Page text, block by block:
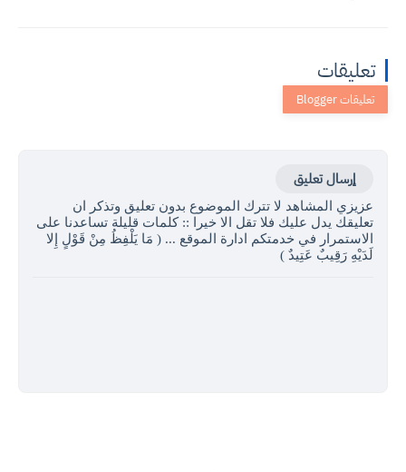
تعليقات
إرسال تعليق
عزيزي المشاهد لا تترك الموضوع بدون تعليق وتذكر ان
تعليقك يدل عليك فلا تقل الا خيرا :: كلمات قليلة تساعدنا على
الاستمرار في خدمتكم ادارة الموقع ... ( مَا يَلْفِظُ مِنْ قَوْلٍ إِلا
لَدَيْهِ رَقِيبٌ عَتِيدٌ )